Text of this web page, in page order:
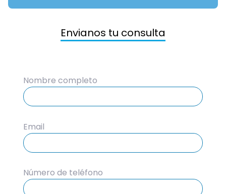
Envianos tu consulta
Nombre completo
Email
Número de teléfono